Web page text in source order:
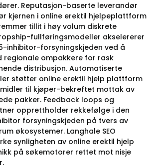
Reputasjon-baserte leverandør
kjernen i online erektil hjelpeplattform
tillit i høy volum diskrete
fullføringsmodeller akselererer
inhibitor-forsyningskjeden ved å
regionale ompakkere for rask
distribusjon. Automatiserte
støtter online erektil hjelp plattform
midler til kjøper-bekreftet mottak av
pakker. Feedback loops og
opprettholder rekkefølge i den
forsyningskjeden på tvers av
økosystemer. Langhale SEO
synligheten av online erektil hjelp
på søkemotorer rettet mot nisje